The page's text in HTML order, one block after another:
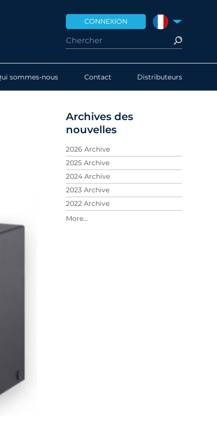
CONNEXION FRANCE
sommes-nous Contact Distributeurs
Archives des
nouvelles
2026 Archive
2025 Archive
2024 Archive
2023 Archive
2022 Archive
2021 Archive